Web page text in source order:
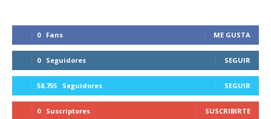
0 Fans ME GUSTA
0 Seguidores SEGUIR
58,755 Seguidores SEGUIR
0 Suscriptores SUSCRIBIRTE